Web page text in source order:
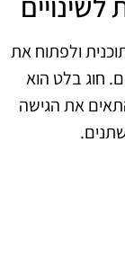
ולפתוח את
חוג בלט הוא
את הגישה